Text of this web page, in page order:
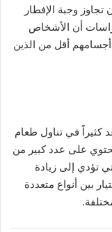
تجاوز وجبة الإفطار
أن الأشخاص
أجسامهم أقل من الذين
كثيراً في تناول طعام
على عدد كبير من
تؤدي إلى زيادة
بين أنواع متعددة